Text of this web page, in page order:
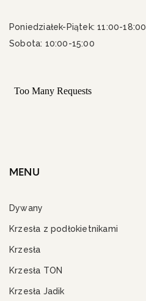
Poniedziałek-Piątek: 11:00-18:00
Sobota: 10:00-15:00
MENU
Dywany
Krzesła z podłokietnikami
Krzesła
Krzesła TON
Krzesła Jadik